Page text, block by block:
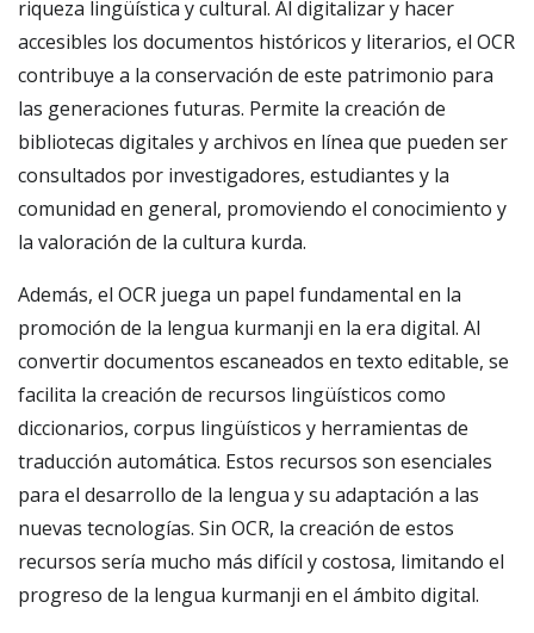
riqueza lingüística y cultural. Al digitalizar y hacer
accesibles los documentos históricos y literarios, el OCR
contribuye a la conservación de este patrimonio para
las generaciones futuras. Permite la creación de
bibliotecas digitales y archivos en línea que pueden ser
consultados por investigadores, estudiantes y la
comunidad en general, promoviendo el conocimiento y
la valoración de la cultura kurda.
Además, el OCR juega un papel fundamental en la
promoción de la lengua kurmanji en la era digital. Al
convertir documentos escaneados en texto editable, se
facilita la creación de recursos lingüísticos como
diccionarios, corpus lingüísticos y herramientas de
traducción automática. Estos recursos son esenciales
para el desarrollo de la lengua y su adaptación a las
nuevas tecnologías. Sin OCR, la creación de estos
recursos sería mucho más difícil y costosa, limitando el
progreso de la lengua kurmanji en el ámbito digital.